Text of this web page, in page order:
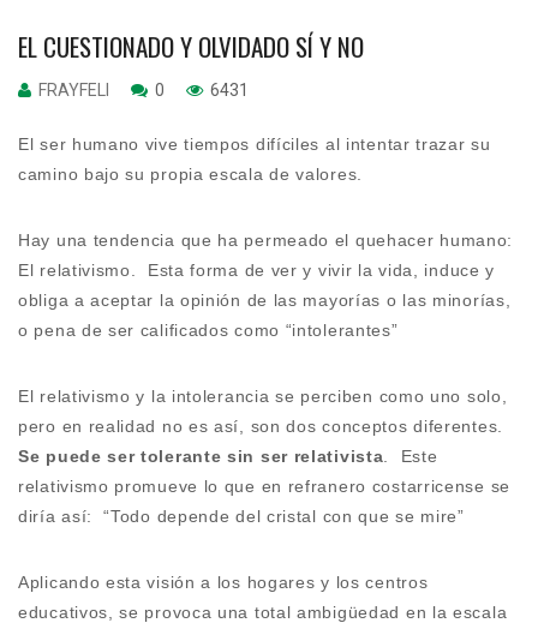
EL CUESTIONADO Y OLVIDADO SÍ Y NO
FRAYFELI 0 6431
El ser humano vive tiempos difíciles al intentar trazar su
camino bajo su propia escala de valores.
Hay una tendencia que ha permeado el quehacer humano:
El relativismo. Esta forma de ver y vivir la vida, induce y
obliga a aceptar la opinión de las mayorías o las minorías,
o pena de ser calificados como “intolerantes”
El relativismo y la intolerancia se perciben como uno solo,
pero en realidad no es así, son dos conceptos diferentes.
Se puede ser tolerante sin ser relativista . Este
relativismo promueve lo que en refranero costarricense se
diría así: “Todo depende del cristal con que se mire”
Aplicando esta visión a los hogares y los centros
educativos, se provoca una total ambigüedad en la escala